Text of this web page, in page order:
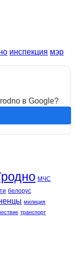
инспекция мэр
в Google?
МЧС
белорус
милиция
транспорт